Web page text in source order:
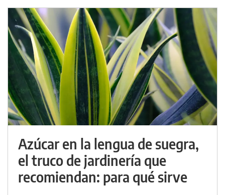
Azúcar en la lengua de suegra,
el truco de jardinería que
recomiendan: para qué sirve